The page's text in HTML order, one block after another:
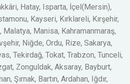
Hatay, Isparta, İçel(Mersin),
Kayseri, Kırklareli, Kırşehir,
Malatya, Manisa, Kahramanmaraş,
Niğde, Ordu, Rize, Sakarya,
Tekirdağ, Tokat, Trabzon, Tunceli,
Zonguldak, Aksaray, Bayburt,
Şırnak, Bartın, Ardahan, Iğdır,